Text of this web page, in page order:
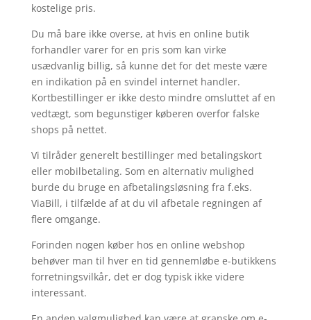
kostelige pris.
Du må bare ikke overse, at hvis en online butik
forhandler varer for en pris som kan virke
usædvanlig billig, så kunne det for det meste være
en indikation på en svindel internet handler.
Kortbestillinger er ikke desto mindre omsluttet af en
vedtægt, som begunstiger køberen overfor falske
shops på nettet.
Vi tilråder generelt bestillinger med betalingskort
eller mobilbetaling. Som en alternativ mulighed
burde du bruge en afbetalingsløsning fra f.eks.
ViaBill, i tilfælde af at du vil afbetale regningen af
flere omgange.
Forinden nogen køber hos en online webshop
behøver man til hver en tid gennemløbe e-butikkens
forretningsvilkår, det er dog typisk ikke videre
interessant.